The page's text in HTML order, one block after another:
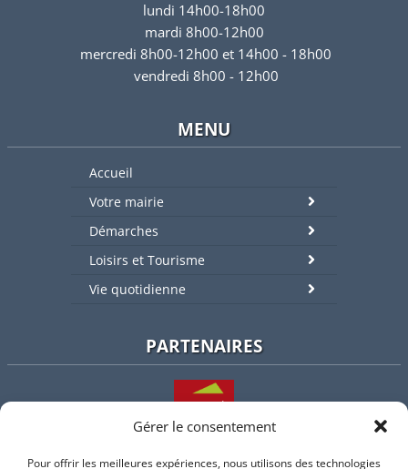
Gérer le consentement
Pour offrir les meilleures expériences, nous utilisons des technologies
lundi 14h00-18h00
mardi 8h00-12h00
mercredi 8h00-12h00 et 14h00 - 18h00
vendredi 8h00 - 12h00
MENU
Accueil
Votre mairie
Démarches
Loisirs et Tourisme
Vie quotidienne
PARTENAIRES